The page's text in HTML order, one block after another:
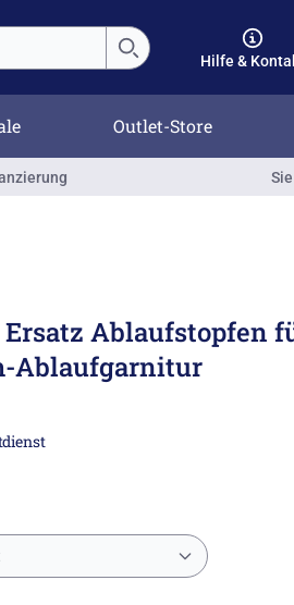
Hilfe &
Outlet-Store
Ablaufstopfen
Ablaufgarnitur